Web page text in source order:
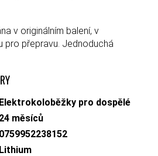
v originálním balení, v
pro přepravu. Jednoduchá
Elektrokoloběžky pro dospělé
24 měsíců
0759952238152
Lithium